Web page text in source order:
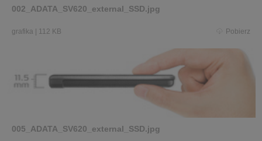
002_ADATA_SV620_external_SSD.jpg
grafika 112 KB Pobierz
005_ADATA_SV620_external_SSD.jpg